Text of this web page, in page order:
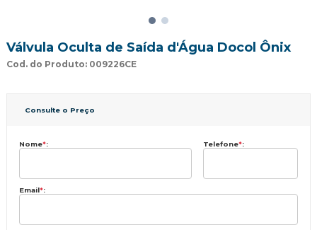
Válvula Oculta de Saída d'Água Docol Ônix
Cod. do Produto: 009226CE
Consulte o Preço
Nome*: Telefone*:
Email*: